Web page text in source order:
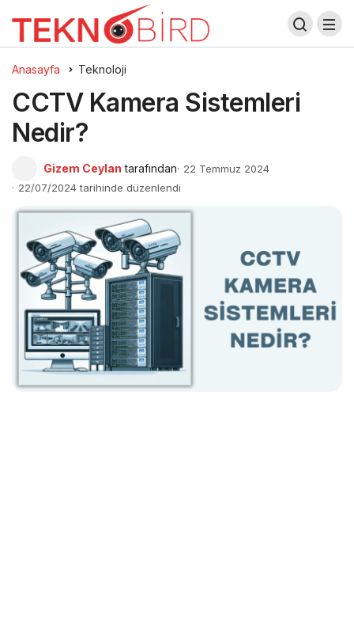
Anasayfa Teknoloji
CCTV Kamera Sistemleri
Nedir?
Gizem Ceylan tarafından
22 Temmuz 2024
22/07/2024 tarihinde düzenlendi